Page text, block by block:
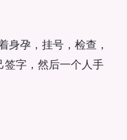
身孕，挂号，检查，
签字，然后一个人手